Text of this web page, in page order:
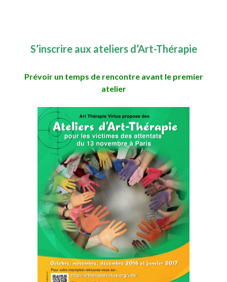
S’inscrire aux ateliers d’Art-Thérapie
Prévoir un temps de rencontre avant le premier
atelier